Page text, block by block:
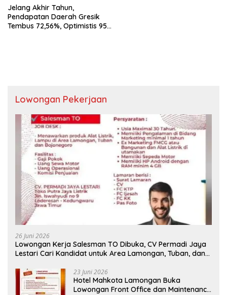
Jelang Akhir Tahun,
Pendapatan Daerah Gresik
Tembus 72,56%, Optimistis 95%
Lowongan Pekerjaan
26 Juni 2026
Lowongan Kerja Salesman TO Dibuka, CV Permadi Jaya
Lestari Cari Kandidat untuk Area Lamongan, Tuban, dan
23 Juni 2026
Hotel Mahkota Lamongan Buka
Lowongan Front Office dan Maintenance